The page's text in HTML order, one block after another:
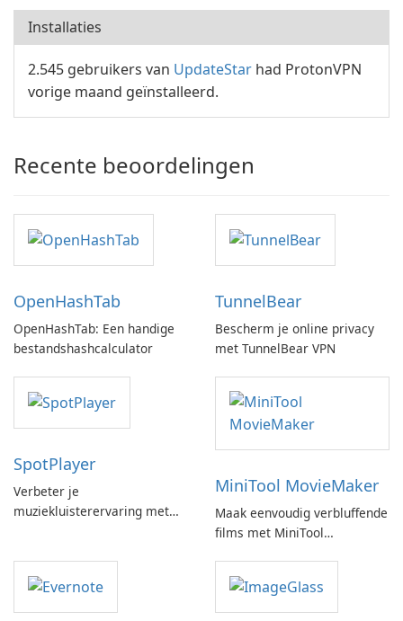
Installaties
2.545 gebruikers van UpdateStar had ProtonVPN
vorige maand geïnstalleerd.
Recente beoordelingen
OpenHashTab
OpenHashTab: Een handige
bestandshashcalculator
TunnelBear
Bescherm je online privacy
met TunnelBear VPN
SpotPlayer
Verbeter je
muziekluisterervaring met
MiniTool MovieMaker
Maak eenvoudig verbluffende
films met MiniTool